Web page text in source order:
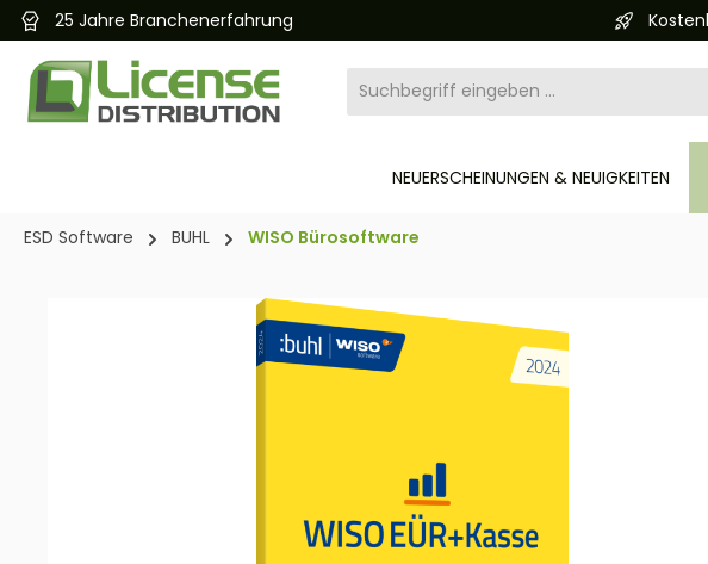
Zur Hauptnavigation springen
25 Jahre Branchenerfahrung
NEUERSCHEINUNGEN & NEUIGKEITEN
ESD Software BUHL WISO Bürosoftware
Bildergalerie überspringen